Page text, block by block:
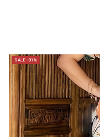
SALE -31%